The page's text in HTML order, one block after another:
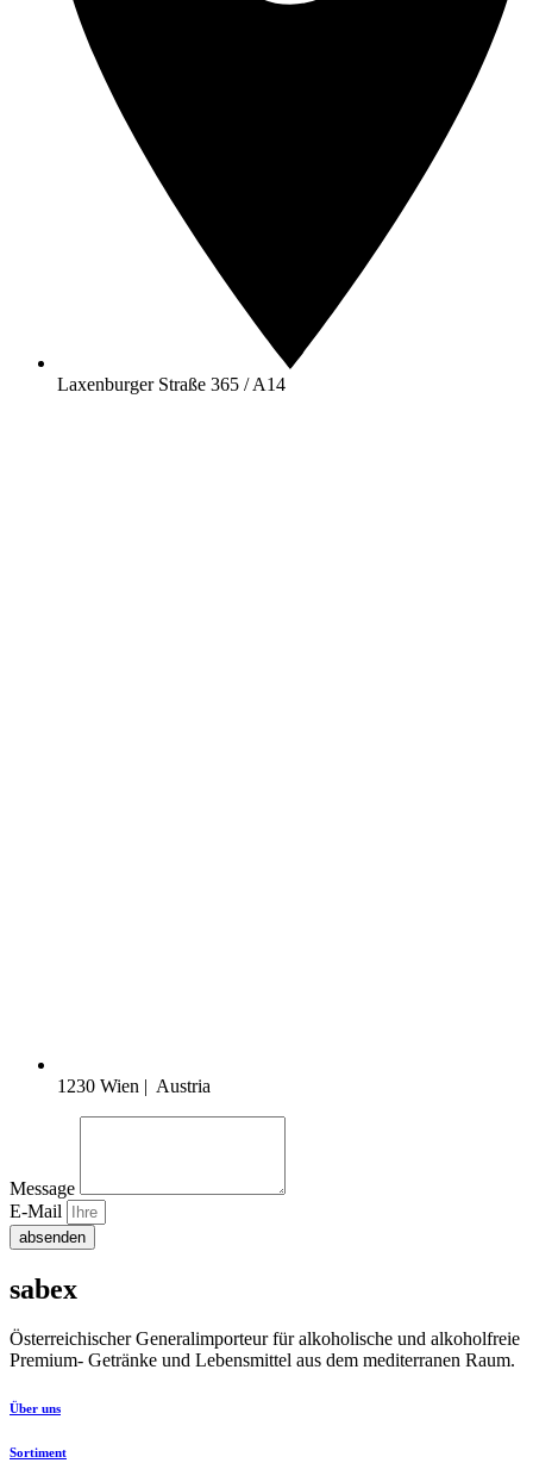
Laxenburger Straße 365 / A14
1230 Wien | Austria
Message
E-Mail
absenden
sabex
Österreichischer Generalimporteur für alkoholische und alkoholfreie
Premium- Getränke und Lebensmittel aus dem mediterranen Raum.
Über uns
Sortiment